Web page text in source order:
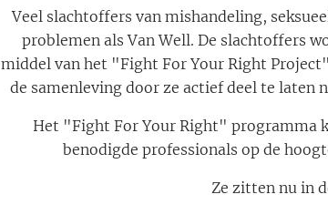
Veel slachtoffers van mishandeling,
problemen als Van Well. De slachtoffers
middel van het "Fight For Your Right
de samenleving door ze actief deel te
Het "Fight For Your Right" programma
benodigde professionals op de
Ze zitten nu in